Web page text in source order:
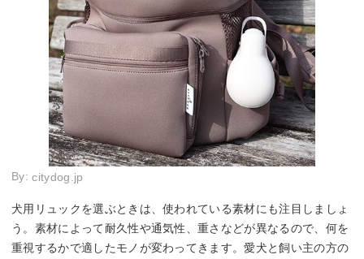
By:citydog.jp
犬用リュックを選ぶときは、使われている素材にも注目しましょ
う。素材によって耐久性や通気性、重さなどが異なるので、何を
重視するかで適したモノが変わってきます。愛犬と飼い主の方の